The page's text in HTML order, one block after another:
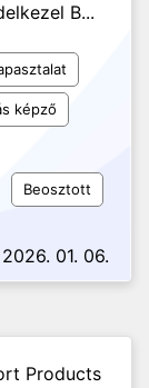
B...
képző
Beosztott
2026. 01. 06.
Products